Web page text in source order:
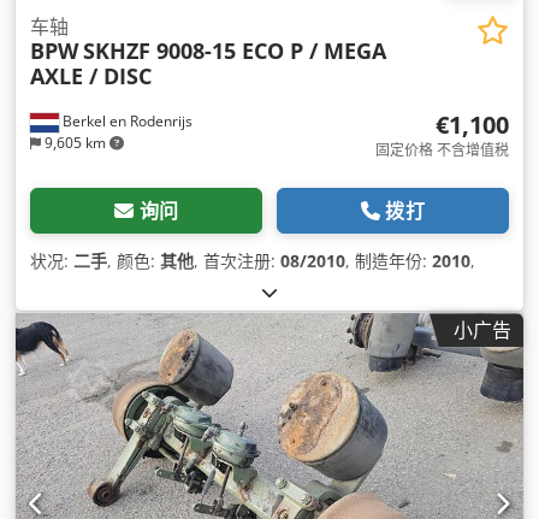
Berkel en Rodenrijs
9,605 km
车轴
BPWSKHZF 9008-15 ECO P / MEGA
AXLE / DISC
€1,100
固定价格 不含增值税
询问 拨打
状况: 二手, 颜色: 其他, 首次注册: 08/2010, 制造年份: 2010,
小广告